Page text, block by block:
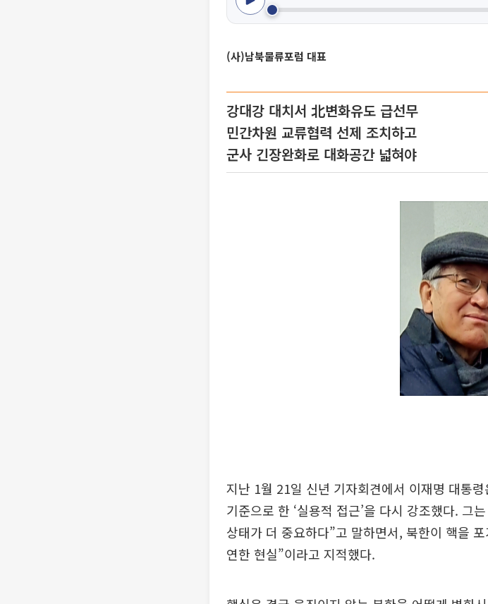
(사)남북물류포럼 대표
강대강 대치서 北변화유도 급선무
민간차원 교류협력 선제 조치하고
군사 긴장완화로 대화공간 넓혀야
지난 1월 21일 신년 기자회견에서 이재명 대통
기준으로 한 ‘실용적 접근’을 다시 강조했다. 그
상태가 더 중요하다”고 말하면서, 북한이 핵을
연한 현실”이라고 지적했다.